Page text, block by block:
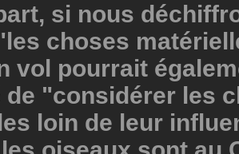
si nous
choses
vol pourrait
de "considérer les
loin de leur